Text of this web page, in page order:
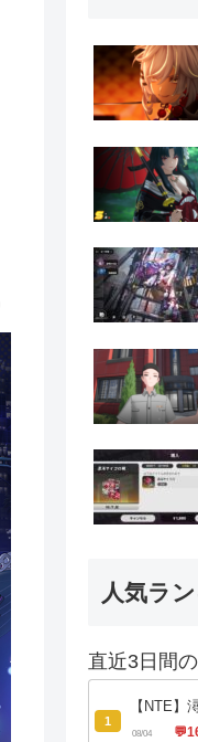
人気ラ
直近3日間
1
【NTE
08/04 💬